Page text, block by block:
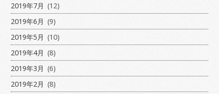
2019年7月 (12)
2019年6月 (9)
2019年5月 (10)
2019年4月 (8)
2019年3月 (6)
2019年2月 (8)